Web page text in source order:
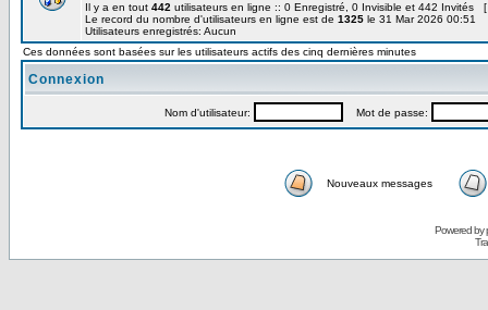
Il y a en tout 442 utilisateurs en ligne :: 0 Enregistré, 0 Invisible et 442 Invités [
Le record du nombre d'utilisateurs en ligne est de 1325 le 31 Mar 2026 00:51
Utilisateurs enregistrés: Aucun
Ces données sont basées sur les utilisateurs actifs des cinq dernières minutes
Connexion
Nom d'utilisateur: Mot de passe:
Nouveaux messages
Powered by